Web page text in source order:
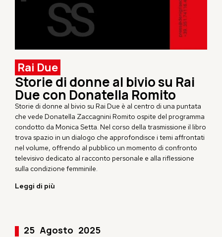
Rai Due
Storie di donne al bivio su Rai
Due con Donatella Romito
Storie di donne al bivio su Rai Due è al centro di una puntata
che vede Donatella Zaccagnini Romito ospite del programma
condotto da Monica Setta. Nel corso della trasmissione il libro
trova spazio in un dialogo che approfondisce i temi affrontati
nel volume, offrendo al pubblico un momento di confronto
televisivo dedicato al racconto personale e alla riflessione
sulla condizione femminile.
Leggi di più
25 Agosto 2025